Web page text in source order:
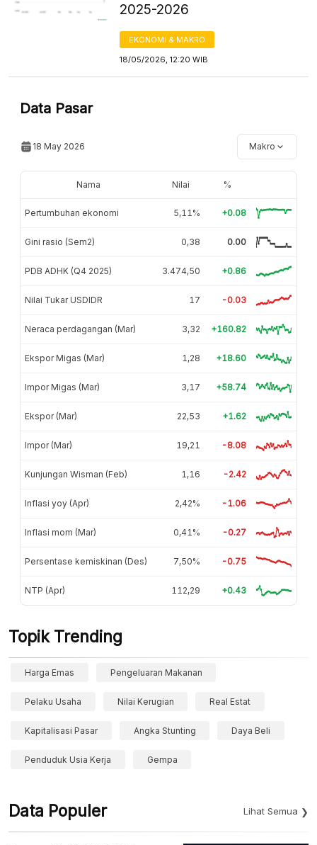
2025-2026
EKONOMI & MAKRO
18/05/2026, 12:20 WIB
Data Pasar
18 May 2026 Makro
Nama Nilai %
Pertumbuhan ekonomi 5,11% +0.08
Gini rasio (Sem2) 0,38 0.00
PDB ADHK (Q4 2025) 3.474,50 +0.86
Nilai Tukar USDIDR 17 -0.03
Neraca perdagangan (Mar) 3,32 +160.82
Ekspor Migas (Mar) 1,28 +18.60
Impor Migas (Mar) 3,17 +58.74
Ekspor (Mar) 22,53 +1.62
Impor (Mar) 19,21 -8.08
Kunjungan Wisman (Feb) 1,16 -2.42
Inflasi yoy (Apr) 2,42% -1.06
Inflasi mom (Mar) 0,41% -0.27
Persentase kemiskinan (Des) 7,50% -0.75
NTP (Apr) 112,29 +0.43
Topik Trending
Harga Emas Pengeluaran Makanan
Pelaku Usaha Nilai Kerugian Real Estat
Kapitalisasi Pasar Angka Stunting Daya Beli
Penduduk Usia Kerja Gempa
Data Populer Lihat Semua